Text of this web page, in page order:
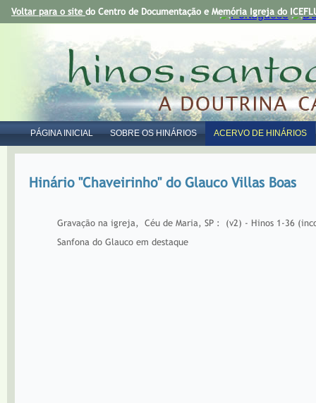
PÁGINA INICIAL SOBRE OS HINÁRIOS ACERVO DE HINÁRIOS
Voltar para o site do Centro de Documentação e Memória Igreja do
Hinário "Chaveirinho" do Glauco Villas Boas
Gravação na igreja, Céu de Maria, SP : (v2) - Hinos 1-36
Sanfona do Glauco em destaque